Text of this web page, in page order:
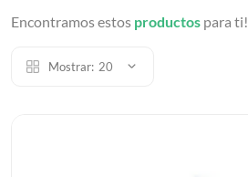
Encontramos estos productos para ti!
Mostrar: 20